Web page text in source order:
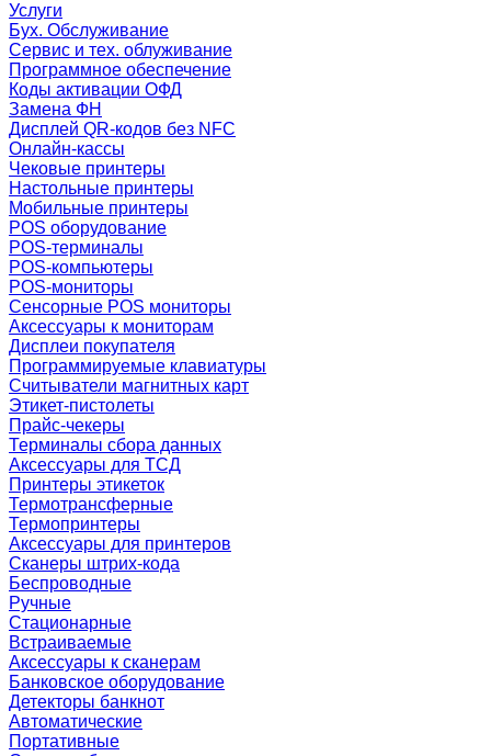
Услуги
Бух. Обслуживание
Сервис и тех. облуживание
Программное обеспечение
Коды активации ОФД
Замена ФН
Дисплей QR-кодов без NFC
Онлайн-кассы
Чековые принтеры
Настольные принтеры
Мобильные принтеры
POS оборудование
POS-терминалы
POS-компьютеры
POS-мониторы
Сенсорные POS мониторы
Аксессуары к мониторам
Дисплеи покупателя
Программируемые клавиатуры
Считыватели магнитных карт
Этикет-пистолеты
Прайс-чекеры
Терминалы сбора данных
Аксессуары для ТСД
Принтеры этикеток
Термотрансферные
Термопринтеры
Аксессуары для принтеров
Сканеры штрих-кода
Беспроводные
Ручные
Стационарные
Встраиваемые
Аксессуары к сканерам
Банковское оборудование
Детекторы банкнот
Автоматические
Портативные